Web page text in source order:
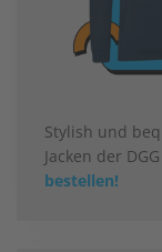
Stylish und
Jacken der
bestellen!